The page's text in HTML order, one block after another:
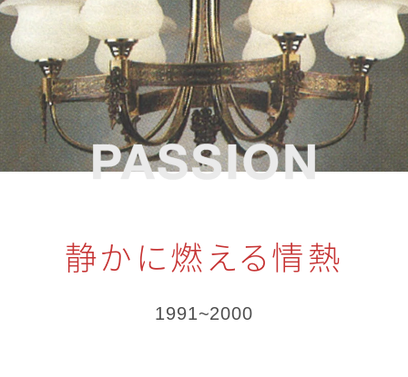
静かに燃える情熱
1991~2000